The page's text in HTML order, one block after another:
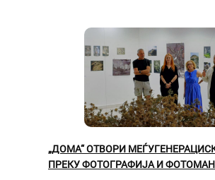
„ДОМА“ ОТВОРИ
ПРЕКУ ФОТОГРАФИЈА И